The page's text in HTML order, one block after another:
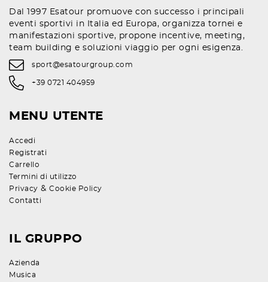
Dal 1997 Esatour promuove con successo i principali
eventi sportivi in Italia ed Europa, organizza tornei e
manifestazioni sportive, propone incentive, meeting,
team building e soluzioni viaggio per ogni esigenza.
sport@esatourgroup.com
+39 0721 404959
MENU UTENTE
Accedi
Registrati
Carrello
Termini di utilizzo
Privacy & Cookie Policy
Contatti
IL GRUPPO
Azienda
Musica